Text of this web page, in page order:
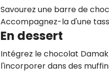
Savourez une barre de
Accompagnez-la d'une
En dessert
Intégrez le chocolat
l'incorporer dans des